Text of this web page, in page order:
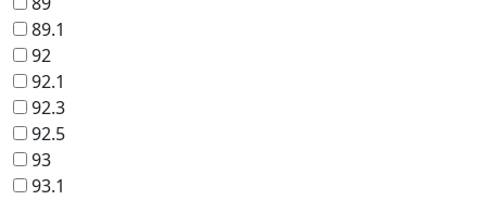
89.1
92
92.1
92.3
92.5
93
93.1